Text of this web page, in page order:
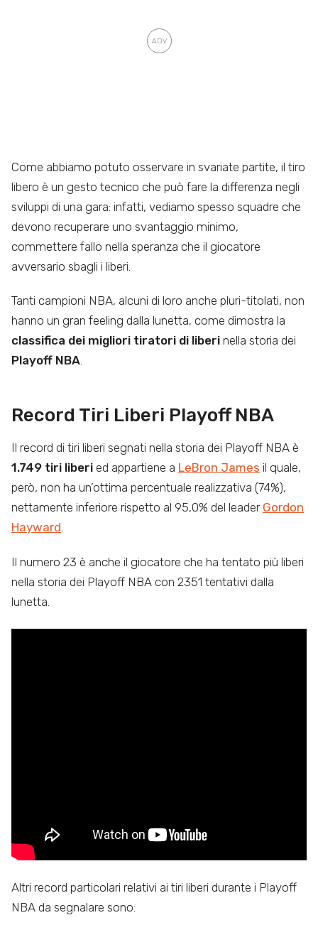
Come abbiamo potuto osservare in svariate partite, il tiro
libero è un gesto tecnico che può fare la differenza negli
sviluppi di una gara: infatti, vediamo spesso squadre che
devono recuperare uno svantaggio minimo,
commettere fallo nella speranza che il giocatore
avversario sbagli i liberi.
Tanti campioni NBA, alcuni di loro anche pluri-titolati, non
hanno un gran feeling dalla lunetta, come dimostra la
classifica dei migliori tiratori di liberi nella storia dei
Playoff NBA.
Record Tiri Liberi Playoff NBA
Il record di tiri liberi segnati nella storia dei Playoff NBA è
1.749 tiri liberi ed appartiene a LeBron James il quale,
però, non ha un’ottima percentuale realizzativa (74%),
nettamente inferiore rispetto al 95,0% del leader Gordon
Hayward.
Il numero 23 è anche il giocatore che ha tentato più liberi
nella storia dei Playoff NBA con 2351 tentativi dalla
lunetta.
Altri record particolari relativi ai tiri liberi durante i Playoff
NBA da segnalare sono: